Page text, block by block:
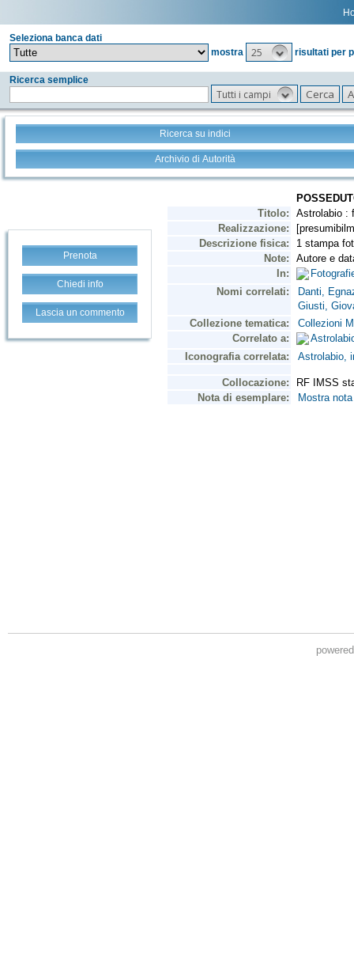
Seleziona banca dati
mostra
25 risultati per
Ricerca semplice
Tutti i campi
Ricerca su indici
Archivio di Autorità
Prenota
Chiedi info
Lascia un commento